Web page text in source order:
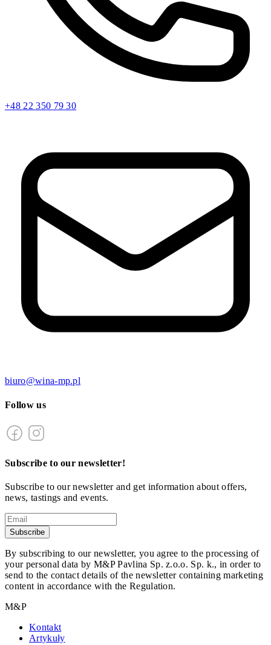
+48 22 350 79 30
biuro@wina-mp.pl
Follow us
Subscribe to our newsletter!
Subscribe to our newsletter and get information about offers,
news, tastings and events.
Subscribe
By subscribing to our newsletter, you agree to the processing of
your personal data by M&P Pavlina Sp. z.o.o. Sp. k., in order to
send to the contact details of the newsletter containing marketing
content in accordance with the Regulation.
M&P
Kontakt
Artykuły